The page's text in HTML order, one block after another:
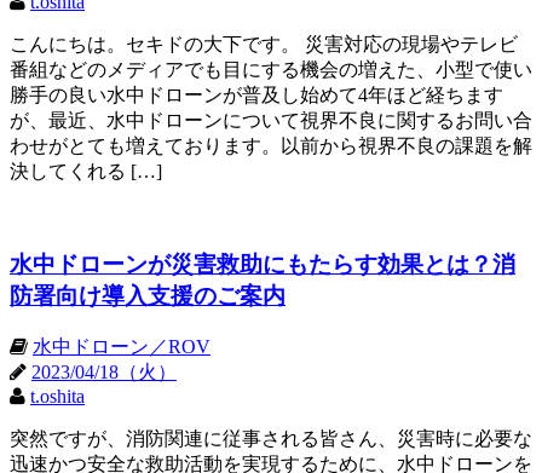
こんにちは。セキドの大下です。 災害対応の現場やテレビ
番組などのメディアでも目にする機会の増えた、小型で使い
勝手の良い水中ドローンが普及し始めて4年ほど経ちます
が、最近、水中ドローンについて視界不良に関するお問い合
わせがとても増えております。以前から視界不良の課題を解
決してくれる […]
水中ドローンが災害救助にもたらす効果とは？消
防署向け導入支援のご案内
水中ドローン／ROV
2023/04/18（火）
t.oshita
突然ですが、消防関連に従事される皆さん、災害時に必要な
迅速かつ安全な救助活動を実現するために、水中ドローンを